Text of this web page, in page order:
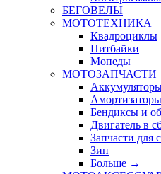
БЕГОВЕЛЫ
МОТОТЕХНИКА
Квадроциклы
Питбайки
Мопеды
МОТОЗАПЧАСТИ
Бендиксы и
Двигатель в
Запчасти для
Зип
Больше →